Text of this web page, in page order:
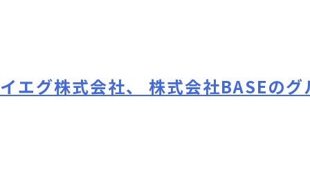
イエグ株式会社、 株式会社BASEの